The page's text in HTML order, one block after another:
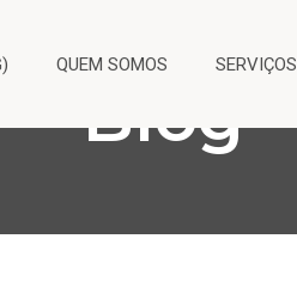
QUEM SOMOS SERVIÇOS
Blog